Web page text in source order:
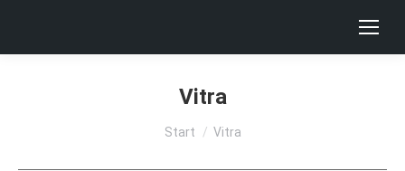
Vitra
Sie befinden sich hier:
Start Vitra